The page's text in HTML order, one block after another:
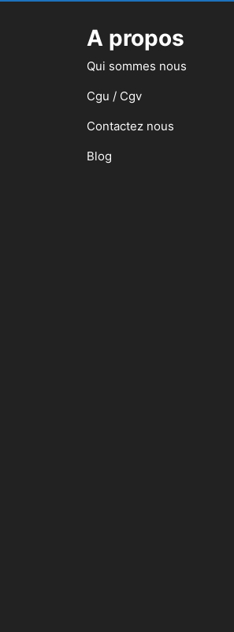
A propos
Qui sommes nous
Cgu / Cgv
Contactez nous
Blog